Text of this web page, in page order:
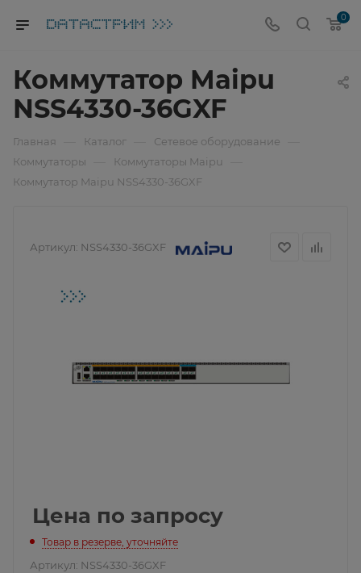
0
Коммутатор Maipu
NSS4330-36GXF
Главная Каталог Сетевое оборудование
Коммутаторы Коммутаторы Maipu
Коммутатор Maipu NSS4330-36GXF
Артикул: NSS4330-36GXF
Цена по запросу
Товар в резерве, уточняйте
Артикул: NSS4330-36GXF